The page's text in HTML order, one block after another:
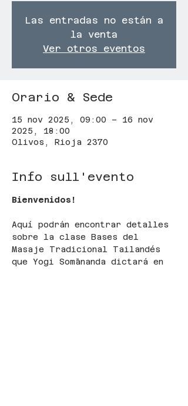
Las entradas no están a
la venta
Ver otros eventos
Orario & Sede
15 nov 2025, 09:00 – 16 nov
2025, 18:00
Olivos, Rioja 2370
Info sull'evento
Bienvenidos!
Aquí podrán encontrar detalles
sobre la clase Bases del
Masaje Tradicional Tailandés
que Yogi Somānanda dictará en